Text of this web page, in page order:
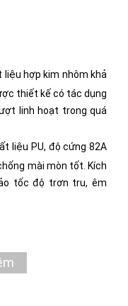
hợp kim nhôm khả
thiết kế có tác dụng
linh hoạt trong quá
liệu PU, độ cứng 82A
mài mòn tốt. Kích
tốc độ trơn tru, êm
theo thiết kế của hãng